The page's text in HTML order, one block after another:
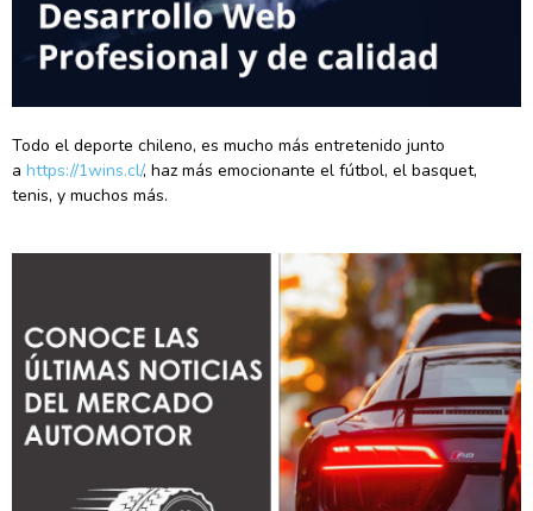
Todo el deporte chileno, es mucho más entretenido junto
a https://1wins.cl/, haz más emocionante el fútbol, el basquet,
tenis, y muchos más.